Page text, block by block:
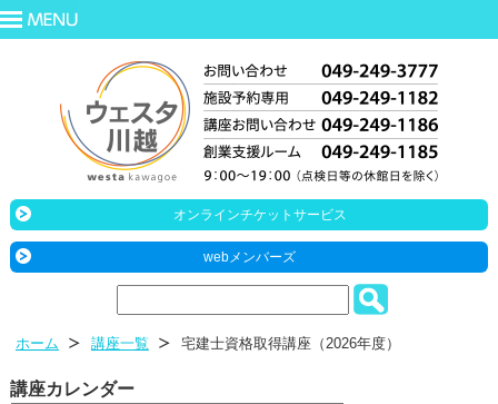
オンラインチケットサービス
webメンバーズ
ホーム 講座一覧 宅建士資格取得講座（2026年度）
講座カレンダー